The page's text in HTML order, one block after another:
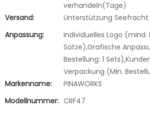
verhandeln(Tage)
Versand:
Unterstützung Seefracht
Anpassung:
Individuelles Logo (mind.
Sätze),Grafische
Bestellung: 1
Verpackung (Min.
Markenname:
PINAWORKS
Modellnummer: CRF47